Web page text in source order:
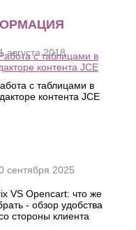
с таблицами в
контента JCE
августа 2018
VS Opencart: что же
- обзор удобства
стороны клиента
сентября 2025